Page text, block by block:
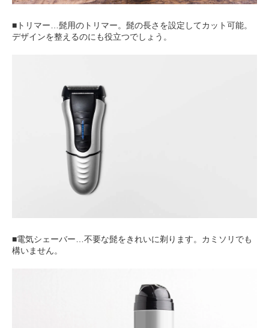
■トリマー…髭用のトリマー。髭の長さを設定してカット可能。
デザインを整えるのにも役立つでしょう。
■電気シェーバー…不要な髭をきれいに剃ります。カミソリでも
構いません。